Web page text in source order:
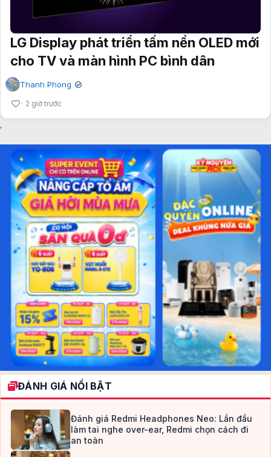
LG Display phát triển tấm nền OLED mới
cho TV và màn hình PC bình dân
Thanh Phong ✔
2 giờ trước
ĐÁNH GIÁ NỔI BẬT
Đánh giá Redmi Headphones Neo: Lần đầu
làm tai nghe over-ear, Redmi chọn cách đi
an toàn